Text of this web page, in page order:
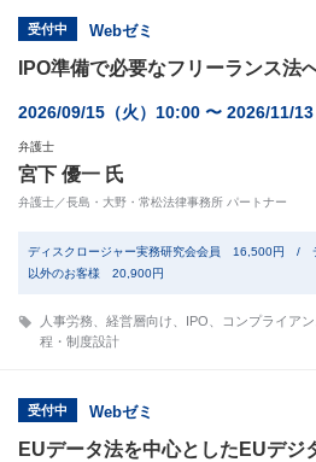
受付中 Webゼミ
IPO準備で必要なフリーランス法
2026/09/15（火）10:00 〜 2026/11/
弁護士
宮下 優一 氏
弁護士／長島・大野・常松法律事務所 パートナー
ディスクロージャー実務研究会会員 16,500円 /
以外のお客様 20,900円
人事労務 経営層向け IPO コンプライアン
程・制度設計
受付中 Webゼミ
EUデータ法を中心としたEUデジ